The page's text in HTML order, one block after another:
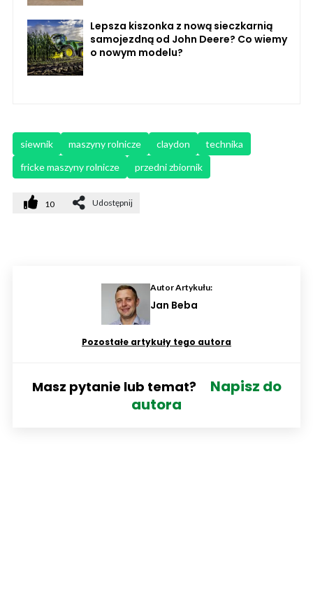
Lepsza kiszonka z nową sieczkarnią
samojezdną od John Deere? Co wiemy
o nowym modelu?
siewnik maszyny rolnicze claydon
technika
fricke maszyny rolnicze
przedni zbiornik
10 Udostępnij
Autor Artykułu:
Jan Beba
Pozostałe artykuły tego autora
Masz pytanie lub temat?
Napisz do
autora